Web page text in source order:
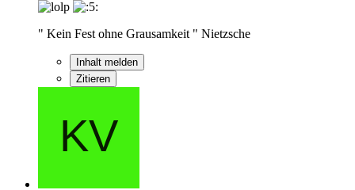
" Kein Fest ohne Grausamkeit " Nietzsche
Inhalt melden
Zitieren